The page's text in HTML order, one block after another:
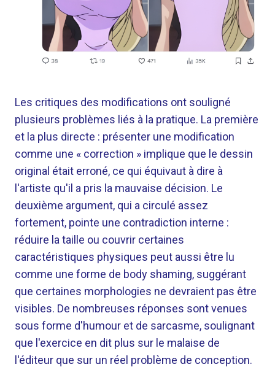
Les critiques des modifications ont souligné
plusieurs problèmes liés à la pratique. La première
et la plus directe : présenter une modification
comme une « correction » implique que le dessin
original était erroné, ce qui équivaut à dire à
l'artiste qu'il a pris la mauvaise décision. Le
deuxième argument, qui a circulé assez
fortement, pointe une contradiction interne :
réduire la taille ou couvrir certaines
caractéristiques physiques peut aussi être lu
comme une forme de body shaming, suggérant
que certaines morphologies ne devraient pas être
visibles. De nombreuses réponses sont venues
sous forme d'humour et de sarcasme, soulignant
que l'exercice en dit plus sur le malaise de
l'éditeur que sur un réel problème de conception.